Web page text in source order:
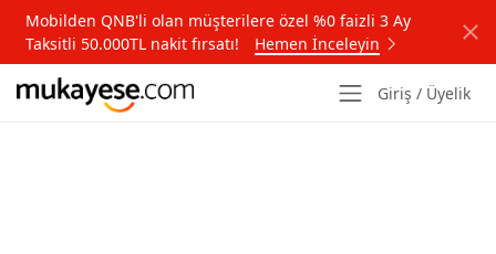
Mobilden QNB'li olan müşterilere özel %0 faizli 3 Ay
Taksitli 50.000TL nakit fırsatı!
Hemen İnceleyin
Giriş / Üyelik